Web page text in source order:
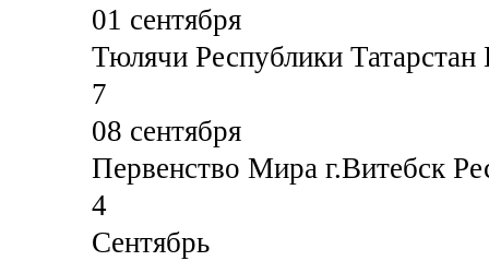
01 сентября
Тюлячи Республики Татарстан
7
08 сентября
Первенство Мира г.Витебск
4
Сентябрь